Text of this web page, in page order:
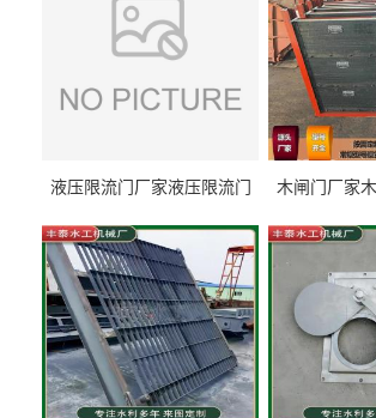
液压限流门厂家液压限流门
泰制造
木闸门厂家
型号